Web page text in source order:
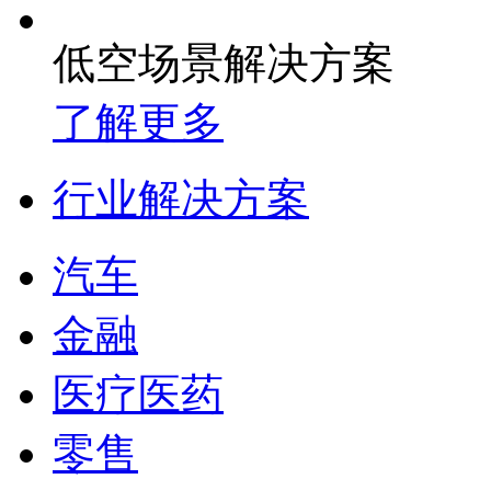
低空场景解决方案
了解更多
行业解决方案
汽车
金融
医疗医药
零售